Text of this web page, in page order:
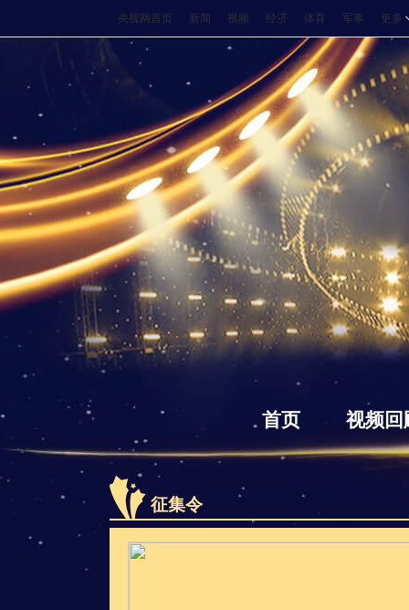
央视网首页 新闻 视频 经济 体育 军事 更多
首页 视频回
征集令